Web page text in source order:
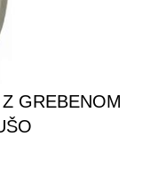
GREBENOM